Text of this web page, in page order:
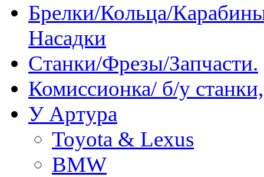
Брелки/Кольца/
Насадки
Станки/Фрезы/Запчасти.
Комиссионка/ б/у
У Артура
Toyota & Lexus
BMW